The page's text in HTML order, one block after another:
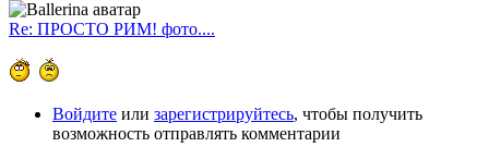
Re: ПРОСТО РИМ! фото....
Войдите или зарегистрируйтесь, чтобы получить
возможность отправлять комментарии